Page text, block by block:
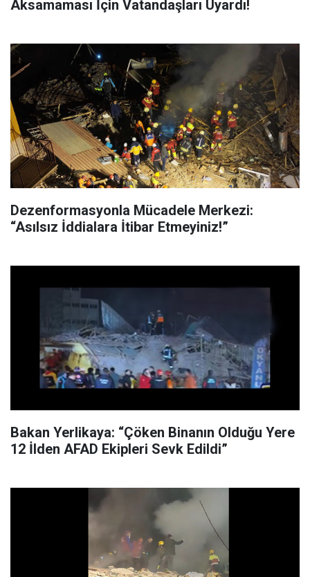
Aksamaması İçin Vatandaşları Uyardı!
Dezenformasyonla Mücadele Merkezi:
“Asılsız İddialara İtibar Etmeyiniz!”
Bakan Yerlikaya: “Çöken Binanın Olduğu Yere
12 İlden AFAD Ekipleri Sevk Edildi”